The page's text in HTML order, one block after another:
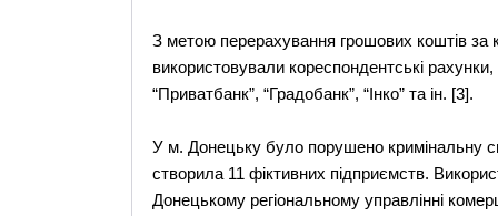
З метою перерахування грошових коштів за
використовували кореспондентські рахунки,
“Приватбанк”, “Градобанк”, “Інко” та ін. [3].
У м. Донецьку було порушено кримінальну
створила 11 фіктивних підприємств.
Донецькому регіональному управлінні